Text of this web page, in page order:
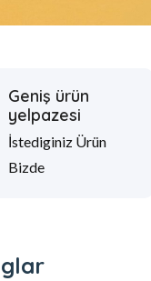
Geniş ürün
yelpazesi
İstediginiz Ürün
Bizde